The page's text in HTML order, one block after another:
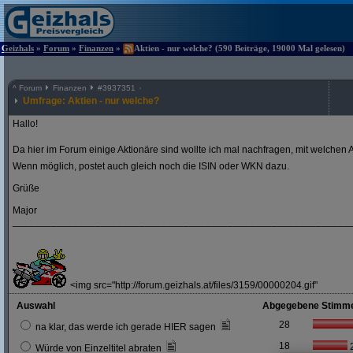
Geizhals » Forum » Finanzen » Aktien - nur welche? (590 Beiträge, 19000 Mal gelesen)
^ Forum Finanzen #3937351
Umfrage: Aktien - nur welche?
Hallo!
Da hier im Forum einige Aktionäre sind wollte ich mal nachfragen, mit welchen
Wenn möglich, postet auch gleich noch die ISIN oder WKN dazu.
Grüße
Major
<img src="http://forum.geizhals.at/files/3159/00000204.gif"
Auswahl
Abgegebene
na klar, das werde ich gerade HIER sagen
28
Würde von Einzeltitel abraten 18